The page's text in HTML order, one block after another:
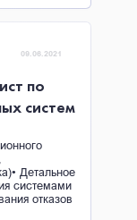
09.06.2021
по
систем
Детальное
системами
отказов